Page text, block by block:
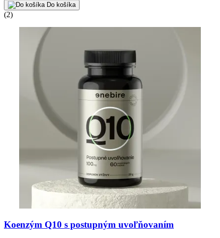
Do košíka
(2)
Koenzým Q10 s postupným uvoľňovaním